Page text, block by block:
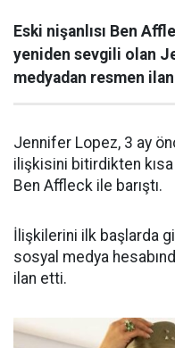
Eski nişanlısı Ben
yeniden sevgili olan
medyadan resmen
Jennifer Lopez, 3 ay
ilişkisini bitirdikten
Ben Affleck ile barıştı.
İlişkilerini ilk başlarda
sosyal medya
ilan etti.